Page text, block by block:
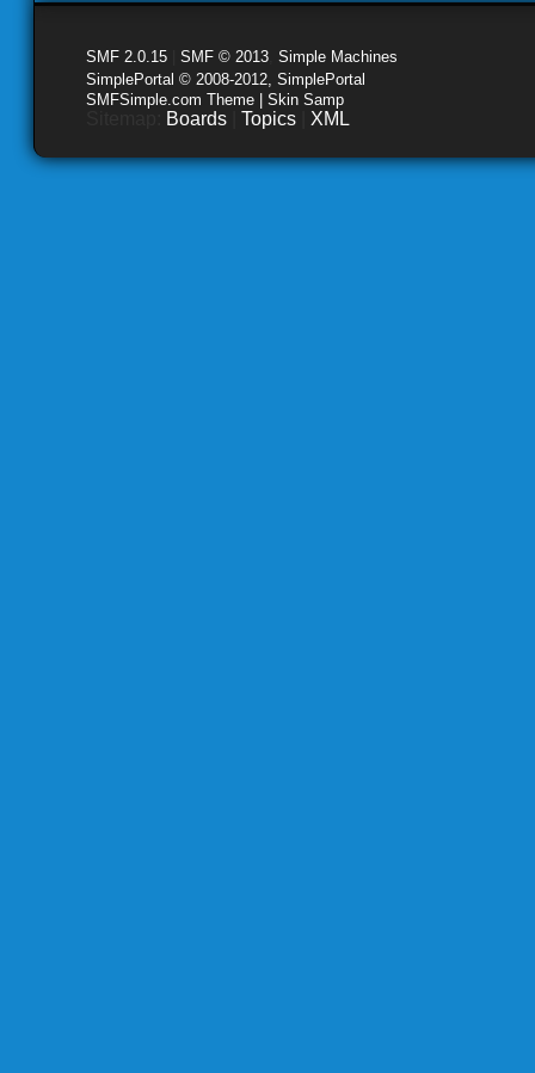
SMF 2.0.15 SMF © 2013 Simple Machines
SimplePortal © 2008-2012, SimplePortal
SMFSimple.com Theme | Skin Samp
Boards Topics XML